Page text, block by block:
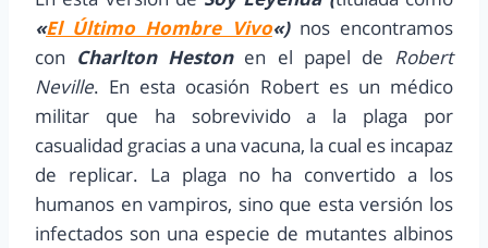
«El Último Hombre Vivo«)nos encontramos
con Charlton Hestonen el papel de Robert
Neville. En esta ocasión Robert es un médico
militar que ha sobrevivido a la plaga por
casualidad gracias a una vacuna, la cual es incapaz
de replicar. La plaga no ha convertido a los
humanos en vampiros, sino que esta versión los
infectados son una especie de mutantes albinos